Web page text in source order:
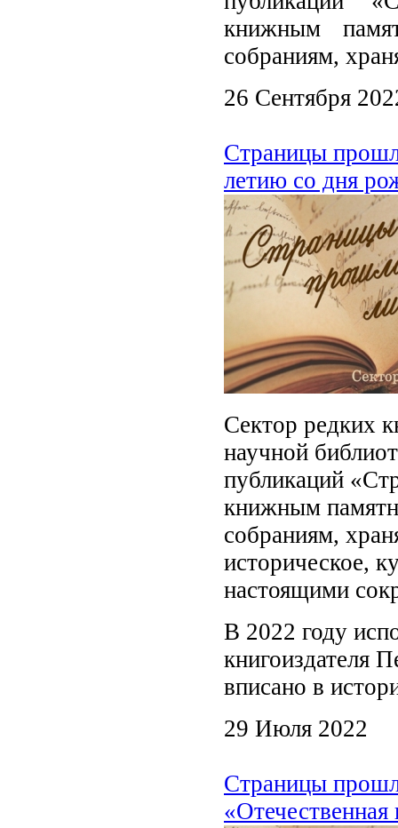
книжным
собраниям,
26 Сентября
Страницы
летию со дня
Сектор редких
научной
публикаций
книжным
собраниям,
историческое,
настоящими
В 2022 году
книгоиздателя
вписано в
29 Июля 2022
Страницы